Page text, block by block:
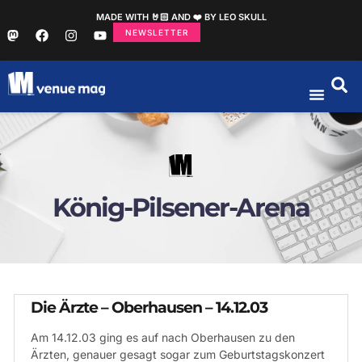
MADE WITH 🤘🏻 AND ❤️ BY LEO SKULL
NEWSLETTER
König-Pilsener-Arena
Die Ärzte – Oberhausen – 14.12.03
Am 14.12.03 ging es auf nach Oberhausen zu den
Ärzten, genauer gesagt sogar zum Geburtstagskonzert